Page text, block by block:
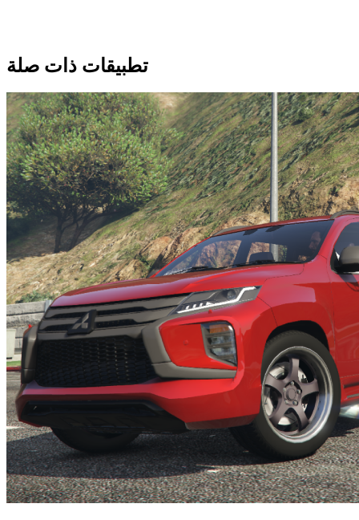
تطبيقات ذات صلة